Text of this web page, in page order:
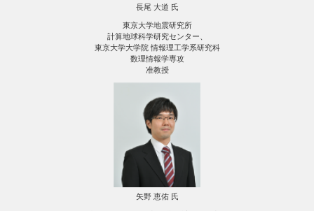
長尾 大道 氏
東京大学地震研究所
計算地球科学研究センター、
東京大学大学院 情報理工学系研究科
数理情報学専攻
准教授
矢野 恵佑 氏